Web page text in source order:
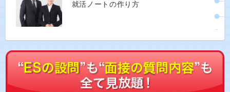
就活ノートの作り方